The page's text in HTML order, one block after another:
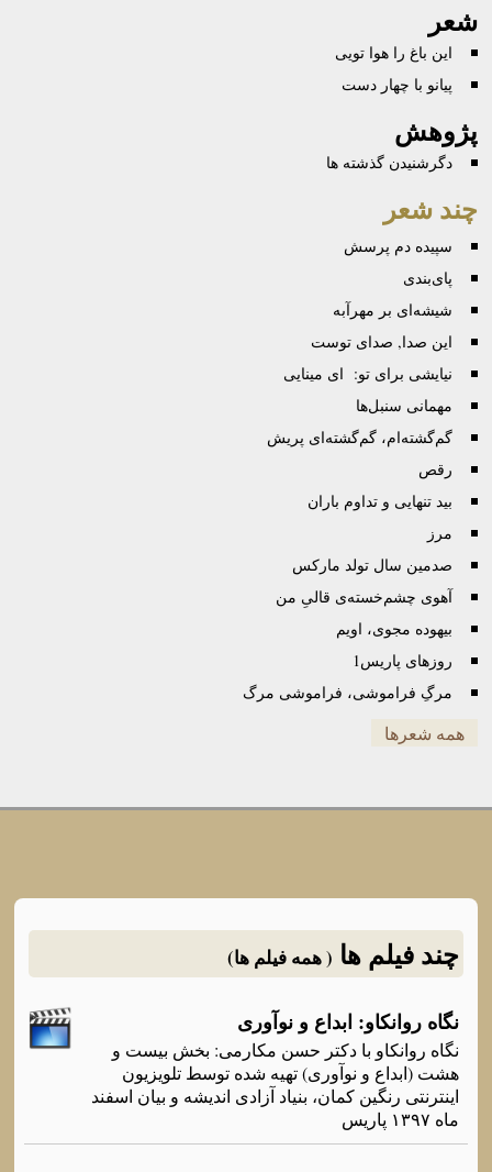
شعر
این باغ را هوا تویی
پيانو با چهار دست
پژوهش
دگرشنیدن گذشته ها
چند شعر
سپیده دم پرسش
پای‌بندی
شیشه‌ای بر مهرآبه
این صدا, صدای توست
نیایشی برای تو: ای مینایی
مهمانی سنبل‌ها
گم‌گشته‌ام، گم‌گشته‌ای پریش
رقص
بید تنهایی و تداوم باران
مرز
صدمین سال تولد مارکس
آهوی چشم‌خسته‌ی قالیِ من
بیهوده مجوی، اویم
روزهای پاریس1
مرگِ فراموشی، فراموشی مرگ
همه شعرها
چند فیلم ها ( همه فیلم ها)
نگاه روانکاو: ابداع و نوآوری
نگاه روانکاو با دکتر حسن مکارمی: بخش بیست و
هشت (ابداع و نوآوری) تهیه شده توسط تلویزیون
اینترنتی رنگین کمان، بنیاد آزادی اندیشه و بیان اسفند
ماه ۱۳۹۷ پاریس